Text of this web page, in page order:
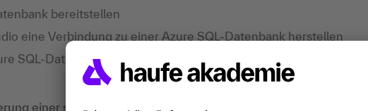
bereitstellen
eine Verbindung zu einer Azure SQL-Datenbank herstellen
SQL-Datenbank mit SQL Notebook
einer sicheren Umgebung für einen Datenbankdienst